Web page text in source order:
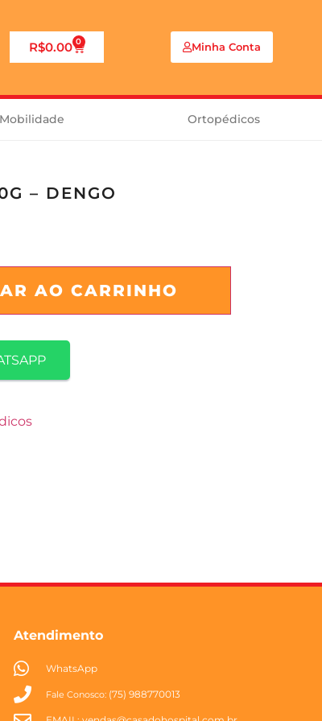
R$0.00 0 Minha Conta
Mobilidade Ortopédicos
– DENGO
AO CARRINHO
Atendimento
WhatsApp
Fale Conosco: (75) 988770013